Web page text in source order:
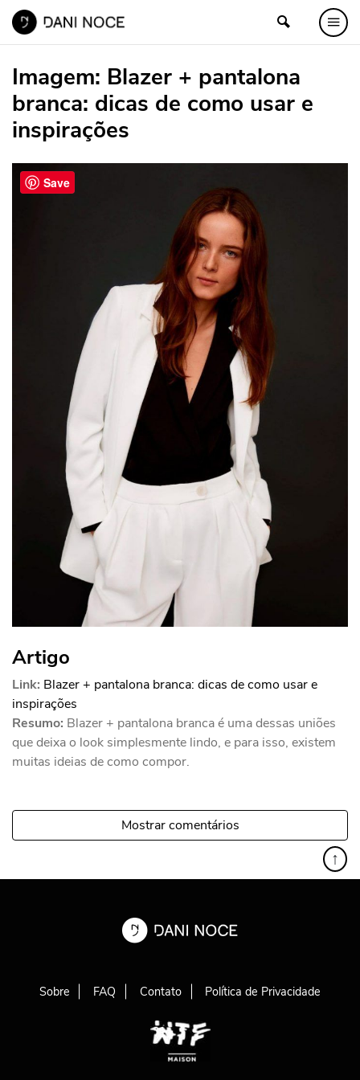
Imagem: Blazer + pantalona
branca: dicas de como usar e
inspirações
Artigo
Link: Blazer + pantalona branca: dicas de como usar e
inspirações
Resumo: Blazer + pantalona branca é uma dessas uniões
que deixa o look simplesmente lindo, e para isso, existem
muitas ideias de como compor.
Mostrar comentários
↑
Sobre FAQ Contato Política de Privacidade
Save